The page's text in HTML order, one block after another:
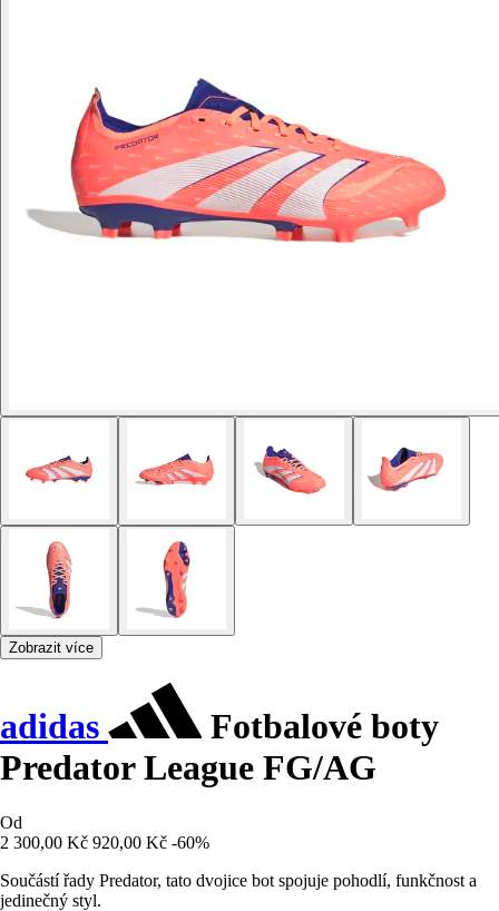
Zobrazit více
adidas
Fotbalové boty
Predator League FG/AG
Od
2 300,00 Kč 920,00 Kč -60%
Součástí řady Predator, tato dvojice bot spojuje pohodlí, funkčnost a
jedinečný styl.